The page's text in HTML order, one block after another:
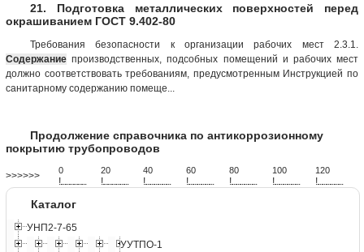
21. Подготовка металлических поверхностей перед
окрашиванием ГОСТ 9.402-80
Требования безопасности к организации рабочих мест 2.3.1.
Содержание производственных, подсобных помещений и рабочих мест
должно соответствовать требованиям, предусмотренным Инструкцией по
санитарному содержанию помеще...
Продолжение справочника по антикоррозионному
покрытию трубопроводов
>>>>>> 0
!...................
20
!...................
40
!...................
60
!...................
80
!...................
100
!...................
120
!...................
Каталог
УНП2-7-65
УУТПО-1